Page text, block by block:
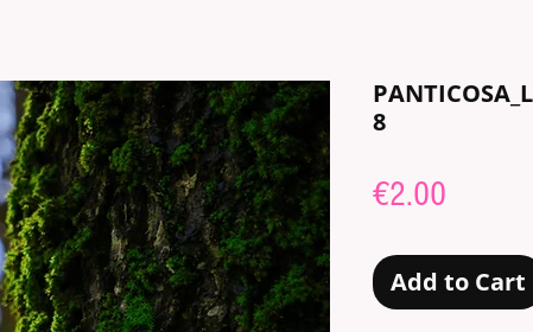
8
€2.00
Add to Cart